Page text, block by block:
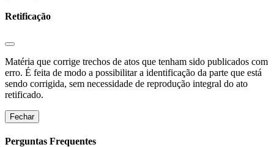
Retificação
Matéria que corrige trechos de atos que tenham sido publicados com
erro. É feita de modo a possibilitar a identificação da parte que está
sendo corrigida, sem necessidade de reprodução integral do ato
retificado.
Fechar
Perguntas Frequentes